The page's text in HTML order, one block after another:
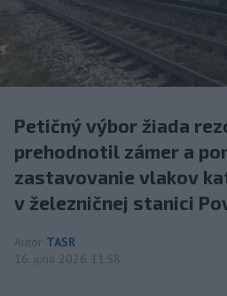
Petičný výbor žiada
prehodnotil zámer a
zastavovanie vlakov
v železničnej stanici
Autor TASR
16. júna 2026 11:58